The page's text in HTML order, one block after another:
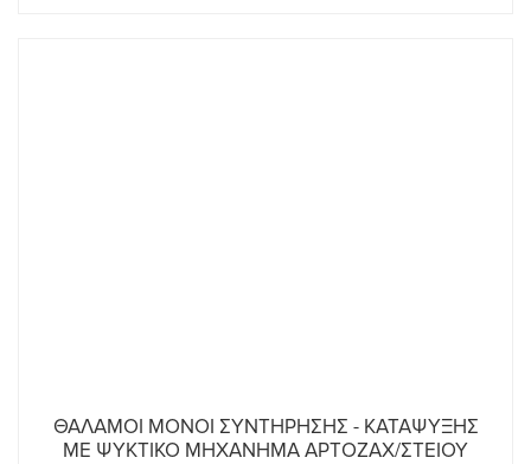
ΘΑΛΑΜΟΙ MONOI ΣΥΝΤΗΡΗΣΗΣ - ΚΑΤΑΨΥΞΗΣ
ΜΕ ΨΥΚΤΙΚΟ ΜΗΧΑΝΗΜΑ ΑΡΤΟΖΑΧ/ΣΤΕΙΟΥ